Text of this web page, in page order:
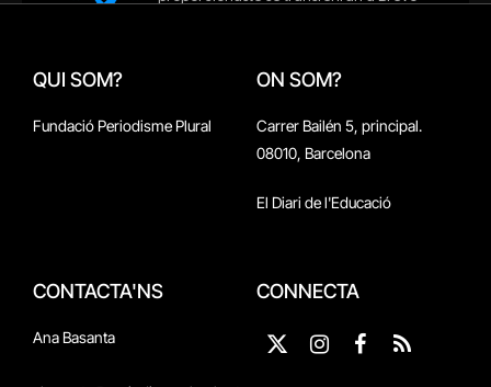
QUI SOM?
Fundació Periodisme Plural
ON SOM?
Carrer Bailén 5, principal.
08010, Barcelona
El Diari de l'Educació
CONTACTA'NS
Ana Basanta
CONNECTA
X
InstagramFacebook
RSS